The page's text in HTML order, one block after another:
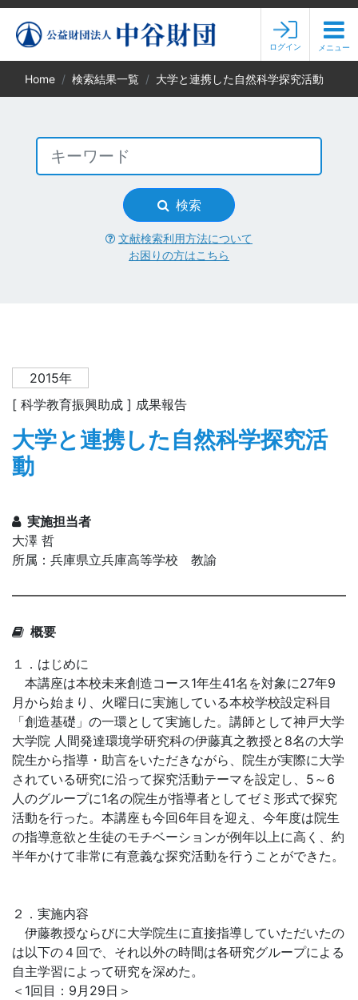
ログイン メニュー
Home 検索結果一覧 大学と連携した自然科学探究活動
検索
文献検索利用方法について
お困りの方はこちら
2015年
[ 科学教育振興助成 ] 成果報告
大学と連携した自然科学探究活
動
実施担当者
大澤 哲
所属：兵庫県立兵庫高等学校 教諭
概要
１．はじめに
本講座は本校未来創造コース1年生41名を対象に27年9
月から始まり、火曜日に実施している本校学校設定科目
「創造基礎」の一環として実施した。講師として神戸大学
大学院 人間発達環境学研究科の伊藤真之教授と8名の大学
院生から指導・助言をいただきながら、院生が実際に大学
されている研究に沿って探究活動テーマを設定し、5～6
人のグループに1名の院生が指導者としてゼミ形式で探究
活動を行った。本講座も今回6年目を迎え、今年度は院生
の指導意欲と生徒のモチベーションが例年以上に高く、約
半年かけて非常に有意義な探究活動を行うことができた。
２．実施内容
伊藤教授ならびに大学院生に直接指導していただいたの
は以下の４回で、それ以外の時間は各研究グループによる
自主学習によって研究を深めた。
＜1回目：9月29日＞